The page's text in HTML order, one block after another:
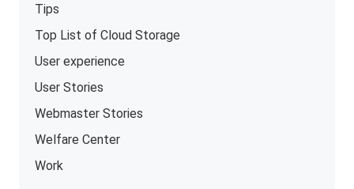
Tips
Top List of Cloud Storage
User experience
User Stories
Webmaster Stories
Welfare Center
Work